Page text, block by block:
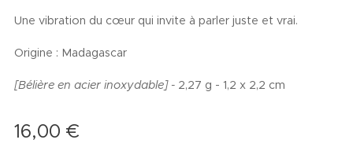
Une vibration du cœur qui invite à parler juste et vrai.
Origine : Madagascar
[Bélière en acier inoxydable] - 2,27 g - 1,2 x 2,2 cm
16,00 €